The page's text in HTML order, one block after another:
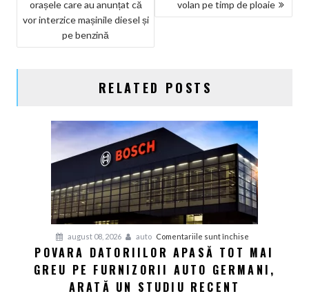
ÎN
ARTICOLE
orașele care au anunțat că
vor interzice mașinile diesel și
pe benzină
volan pe timp de ploaie
RELATED POSTS
august 08, 2026 auto Comentariile sunt închise
Povara
datoriilor
POVARA DATORIILOR APASĂ TOT MAI
GREU PE FURNIZORII AUTO GERMANI,
ARATĂ UN STUDIU RECENT